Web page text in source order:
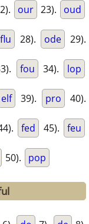
our 23). oud
flu 28). ode 29).
fou 34). lop
elf 39). pro 40).
fed 45). feu
50). pop